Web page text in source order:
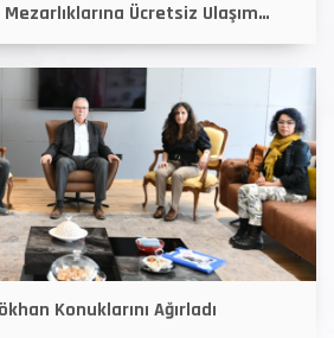
Ücretsiz Ulaşım…
Konuklarını Ağırladı